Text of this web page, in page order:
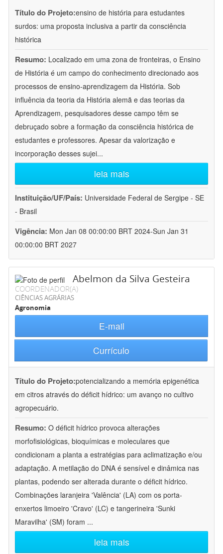
Título do Projeto:ensino de história para estudantes
surdos: uma proposta inclusiva a partir da consciência
histórica
Resumo: Localizado em uma zona de fronteiras, o Ensino
de História é um campo do conhecimento direcionado aos
processos de ensino-aprendizagem da História. Sob
influência da teoria da História alemã e das teorias da
Aprendizagem, pesquisadores desse campo têm se
debruçado sobre a formação da consciência histórica de
estudantes e professores. Apesar da valorização e
incorporação desses sujei...
leia mais
Instituição/UF/País: Universidade Federal de Sergipe - SE
- Brasil
Vigência: Mon Jan 08 00:00:00 BRT 2024-Sun Jan 31
00:00:00 BRT 2027
Abelmon da Silva Gesteira
COORDENADOR(A)
CIÊNCIAS AGRÁRIAS
Agronomia
E-mail
Currículo
Título do Projeto:potencializando a memória epigenética
em citros através do déficit hídrico: um avanço no cultivo
agropecuário.
Resumo: O déficit hídrico provoca alterações
morfofisiológicas, bioquímicas e moleculares que
condicionam a planta a estratégias para aclimatização e/ou
adaptação. A metilação do DNA é sensível e dinâmica nas
plantas, podendo ser alterada durante o déficit hídrico.
Combinações laranjeira 'Valência' (LA) com os porta-
enxertos limoeiro 'Cravo' (LC) e tangerineira 'Sunki
Maravilha' (SM) foram ...
leia mais